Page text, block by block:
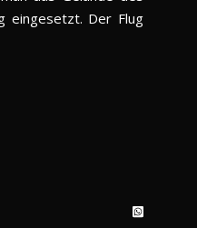
eingesetzt. Der Flug